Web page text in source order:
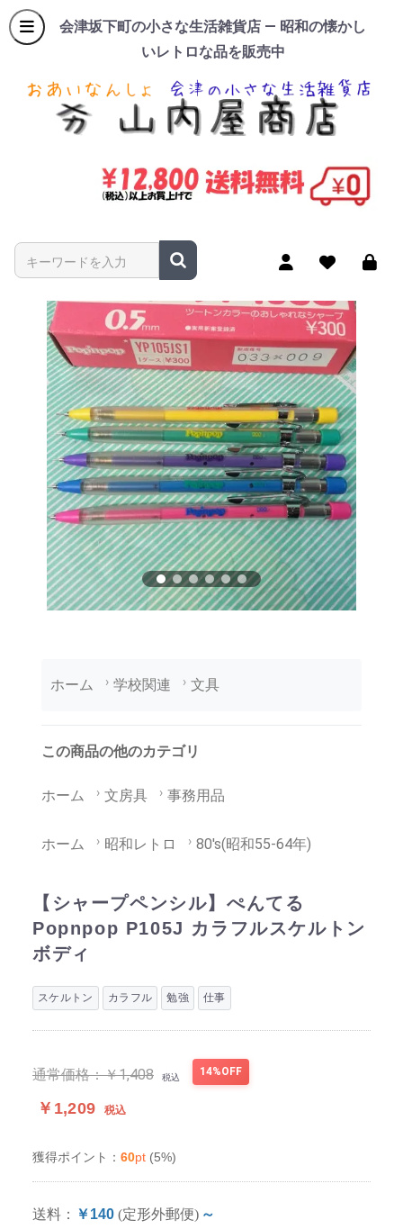
会津坂下町の小さな生活雑貨店 — 昭和の懐かし
いレトロな品を販売中
商品名やキーワードを入力
ホーム 学校関連 文具
この商品の他のカテゴリ
ホーム 文房具 事務用品
ホーム 昭和レトロ 80's(昭和55-64年)
【シャープペンシル】ぺんてる
Popnpop P105J カラフルスケルトン
ボディ
スケルトン カラフル 勉強 仕事
通常価格：￥1,408 税込 14%OFF
￥1,209 税込
獲得ポイント： 60pt (5%)
送料： ￥140 (定形外郵便) ～